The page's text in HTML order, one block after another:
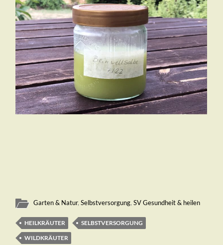
Garten & Natur,Selbstversorgung,SV Gesundheit & heilen
HEILKRÄUTER
SELBSTVERSORGUNG
WILDKRÄUTER